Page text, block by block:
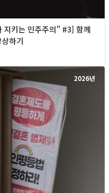
키는 민주주의" #3] 함께
하기
2026년